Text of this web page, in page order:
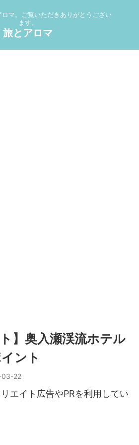
マ。ご覧いただきありがとうござい
ます。
旅とアロマ
】奥入瀬渓流ホテル
ント
03-22
エイト広告やPRを利用してい